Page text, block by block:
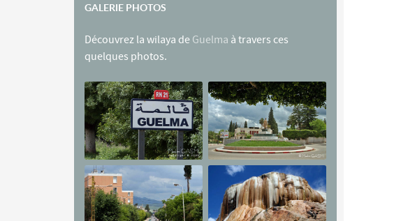
GALERIE PHOTOS
Découvrez la wilaya de Guelma à travers ces
quelques photos.